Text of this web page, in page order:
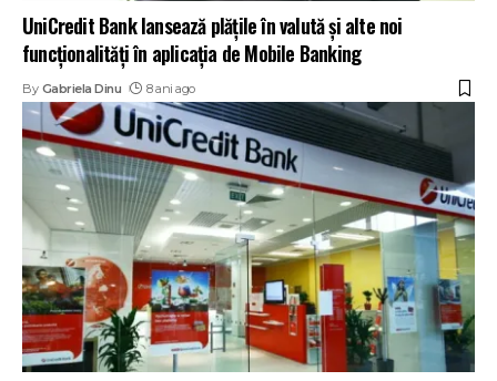
UniCredit Bank lansează plățile în valută și alte noi
funcționalități în aplicația de Mobile Banking
By Gabriela Dinu 8 ani ago